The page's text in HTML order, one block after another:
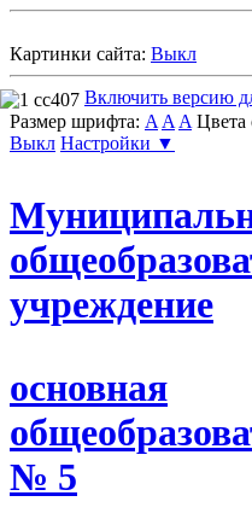
Картинки сайта: Выкл
Включить версию
Размер шрифта: A A A Цвета
Выкл Настройки ▼
учреждение
основная
№ 5